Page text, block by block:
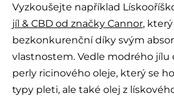
Vyzkoušejte například
jíl & CBD od značky Cannor,
bezkonkurenční díky svým
vlastnostem. Vedle modrého jílu
perly ricinového oleje, který se
typy pleti, ale také olej z